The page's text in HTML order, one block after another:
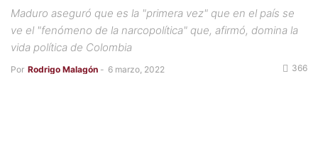
Maduro aseguró que es la "primera vez" que en el país se
ve el "fenómeno de la narcopolítica" que, afirmó, domina la
vida política de Colombia
Por Rodrigo Malagón - 6 marzo, 2022 366